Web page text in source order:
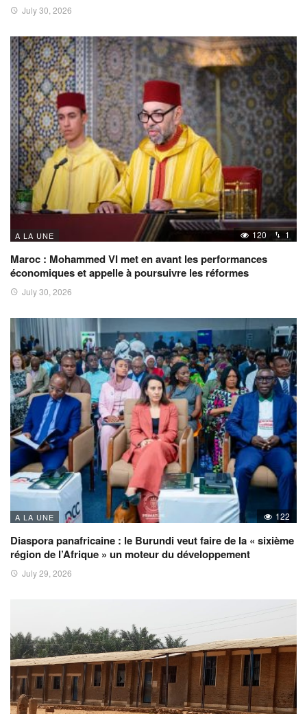
July 30, 2026
A LA UNE 120 1
Maroc : Mohammed VI met en avant les performances
économiques et appelle à poursuivre les réformes
July 30, 2026
A LA UNE 122
Diaspora panafricaine : le Burundi veut faire de la « sixième
région de l’Afrique » un moteur du développement
July 29, 2026